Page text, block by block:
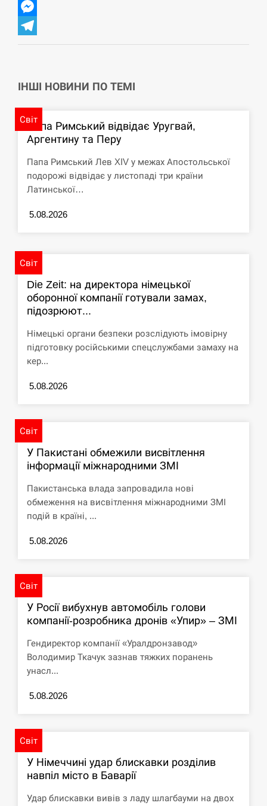
СЕРПЕНЬ
США обсуждают лицензии на Patriot для
СЕРПЕНЬ
12:40
розблокування Ормузької протоки
12:23
Силы обороны поразили российскую
переправу, склады и другие важные объекты…
СЕРПЕНЬ
У США зафіксували рекордний спалах
СЕРПЕНЬ
Под огнем “Эпицентр”, ROZETKA и “Новая
почта”: что известно об…
СЕРПЕНЬ
11:40
У зоопарку Токіо через спеку загинули три
11:23
Россияне ударили “Бардеролями” по Харькову,
есть пострадавшие
ЩЕ...
Twitter
Messenger
Telegram
ІНШІ НОВИНИ ПО ТЕМІ
Світ
Папа Римський відвідає Уругвай,
Аргентину та Перу
Папа Римський Лев XIV у межах Апостольської
подорожі відвідає у листопаді три країни
Латинської…
5.08.2026
Світ
Die Zeit: на директора німецької
оборонної компанії готували замах,
підозрюют...
Німецькі органи безпеки розслідують імовірну
підготовку російськими спецслужбами замаху на
кер...
5.08.2026
Світ
У Пакистані обмежили висвітлення
інформації міжнародними ЗМІ
Пакистанська влада запровадила нові
обмеження на висвітлення міжнародними ЗМІ
подій в країні, ...
5.08.2026
Світ
У Росії вибухнув автомобіль голови
компанії-розробника дронів «Упир» – ЗМІ
Гендиректор компанії «Уралдронзавод»
Володимир Ткачук зазнав тяжких поранень
унасл...
5.08.2026
Світ
У Німеччині удар блискавки розділив
навпіл місто в Баварії
Удар блискавки вивів з ладу шлагбауми на двох